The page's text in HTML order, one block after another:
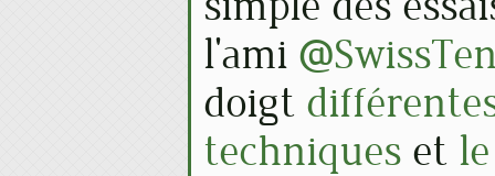
l'ami
doigt
techniques et